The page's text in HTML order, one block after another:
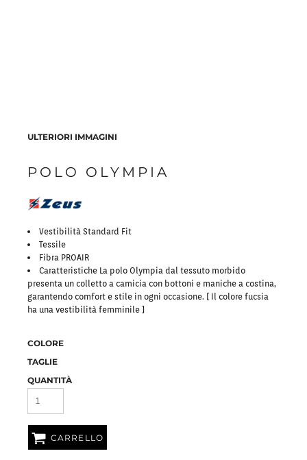
ULTERIORI IMMAGINI
POLO OLYMPIA
Vestibilità Standard Fit
Tessile
Fibra PROAIR
Caratteristiche La polo Olympia dal tessuto morbido
presenta un colletto a camicia con bottoni e maniche a costina,
garantendo comfort e stile in ogni occasione. [ Il colore fucsia
ha una vestibilità femminile ]
COLORE
TAGLIE
QUANTITÀ
CARRELLO